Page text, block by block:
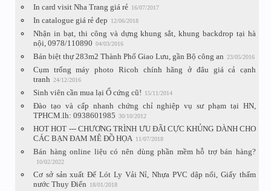
In card visit Nha Trang giá rẻ 16/07/2017
In catalogue giá rẻ đẹp 12/06/2018
Nhận in bạt, thi công và dựng khung sắt, khung backdrop tại hà
nội, 0978/110890 04/03/2016
Bán biệt thự 283m2 Thành Phố Giao Lưu, gần Bộ công an 23/05/2016
Cụm trống máy photo Ricoh chính hãng ở đâu giá cả cạnh
tranh 24/12/2016
Sinh viên cần mua lại Ổ cứng cũ! 15/11/2014
Đào tạo và cấp nhanh chứng chỉ nghiệp vụ sư phạm tại HN,
TPHCM.lh: 0938601985 30/10/2012
HOT HOT --- CHƯƠNG TRÌNH ƯU ĐÃI CỰC KHỦNG DÀNH CHO
CÁC BẠN ĐAM MÊ ĐỒ HỌA
11/07/2018
Bán hàng online liệu có nên dùng phần mềm hỗ trợ bán hàng?
10/02/2022
Cơ sở sản xuất Đế Lót Ly Vải Nỉ, Nhựa PVC dập nổi, Giấy thấm
nước Thụy Điển
18/01/2018